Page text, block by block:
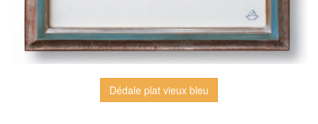
Dédale plat vieux bleu